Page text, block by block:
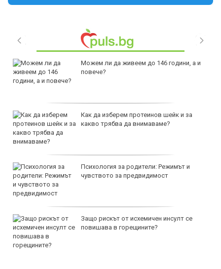
Можем ли да живеем до 146 години, а и
повече?
Как да изберем протеинов шейк и за
какво трябва да внимаваме?
Психология за родители: Режимът и
чувството за предвидимост
Защо рискът от исхемичен инсулт се
повишава в горещините?